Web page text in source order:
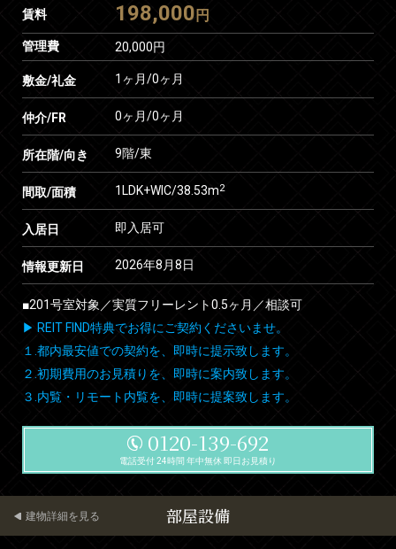
賃料 198,000 円
管理費 20,000円
敷金/礼金 1ヶ月/0ヶ月
仲介/FR 0ヶ月/0ヶ月
所在階/向き 9階/東
間取/面積 1LDK+WIC/38.53m2
入居日 即入居可
情報更新日 2026年8月8日
■201号室対象／実質フリーレント0.5ヶ月／相談可
▶ REIT FIND特典でお得にご契約くださいませ。
１.都内最安値での契約を、即時に提示致します。
２.初期費用のお見積りを、即時に案内致します。
３.内覧・リモート内覧を、即時に提案致します。
0120-139-692
電話受付 24時間 年中無休 即日お見積り
部屋設備
建物詳細を見る